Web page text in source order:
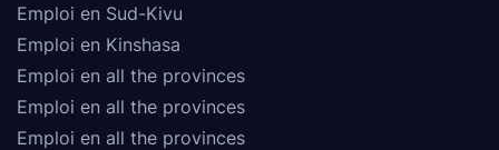
Emploi en Sud-Kivu
Emploi en Kinshasa
Emploi en all the provinces
Emploi en all the provinces
Emploi en all the provinces